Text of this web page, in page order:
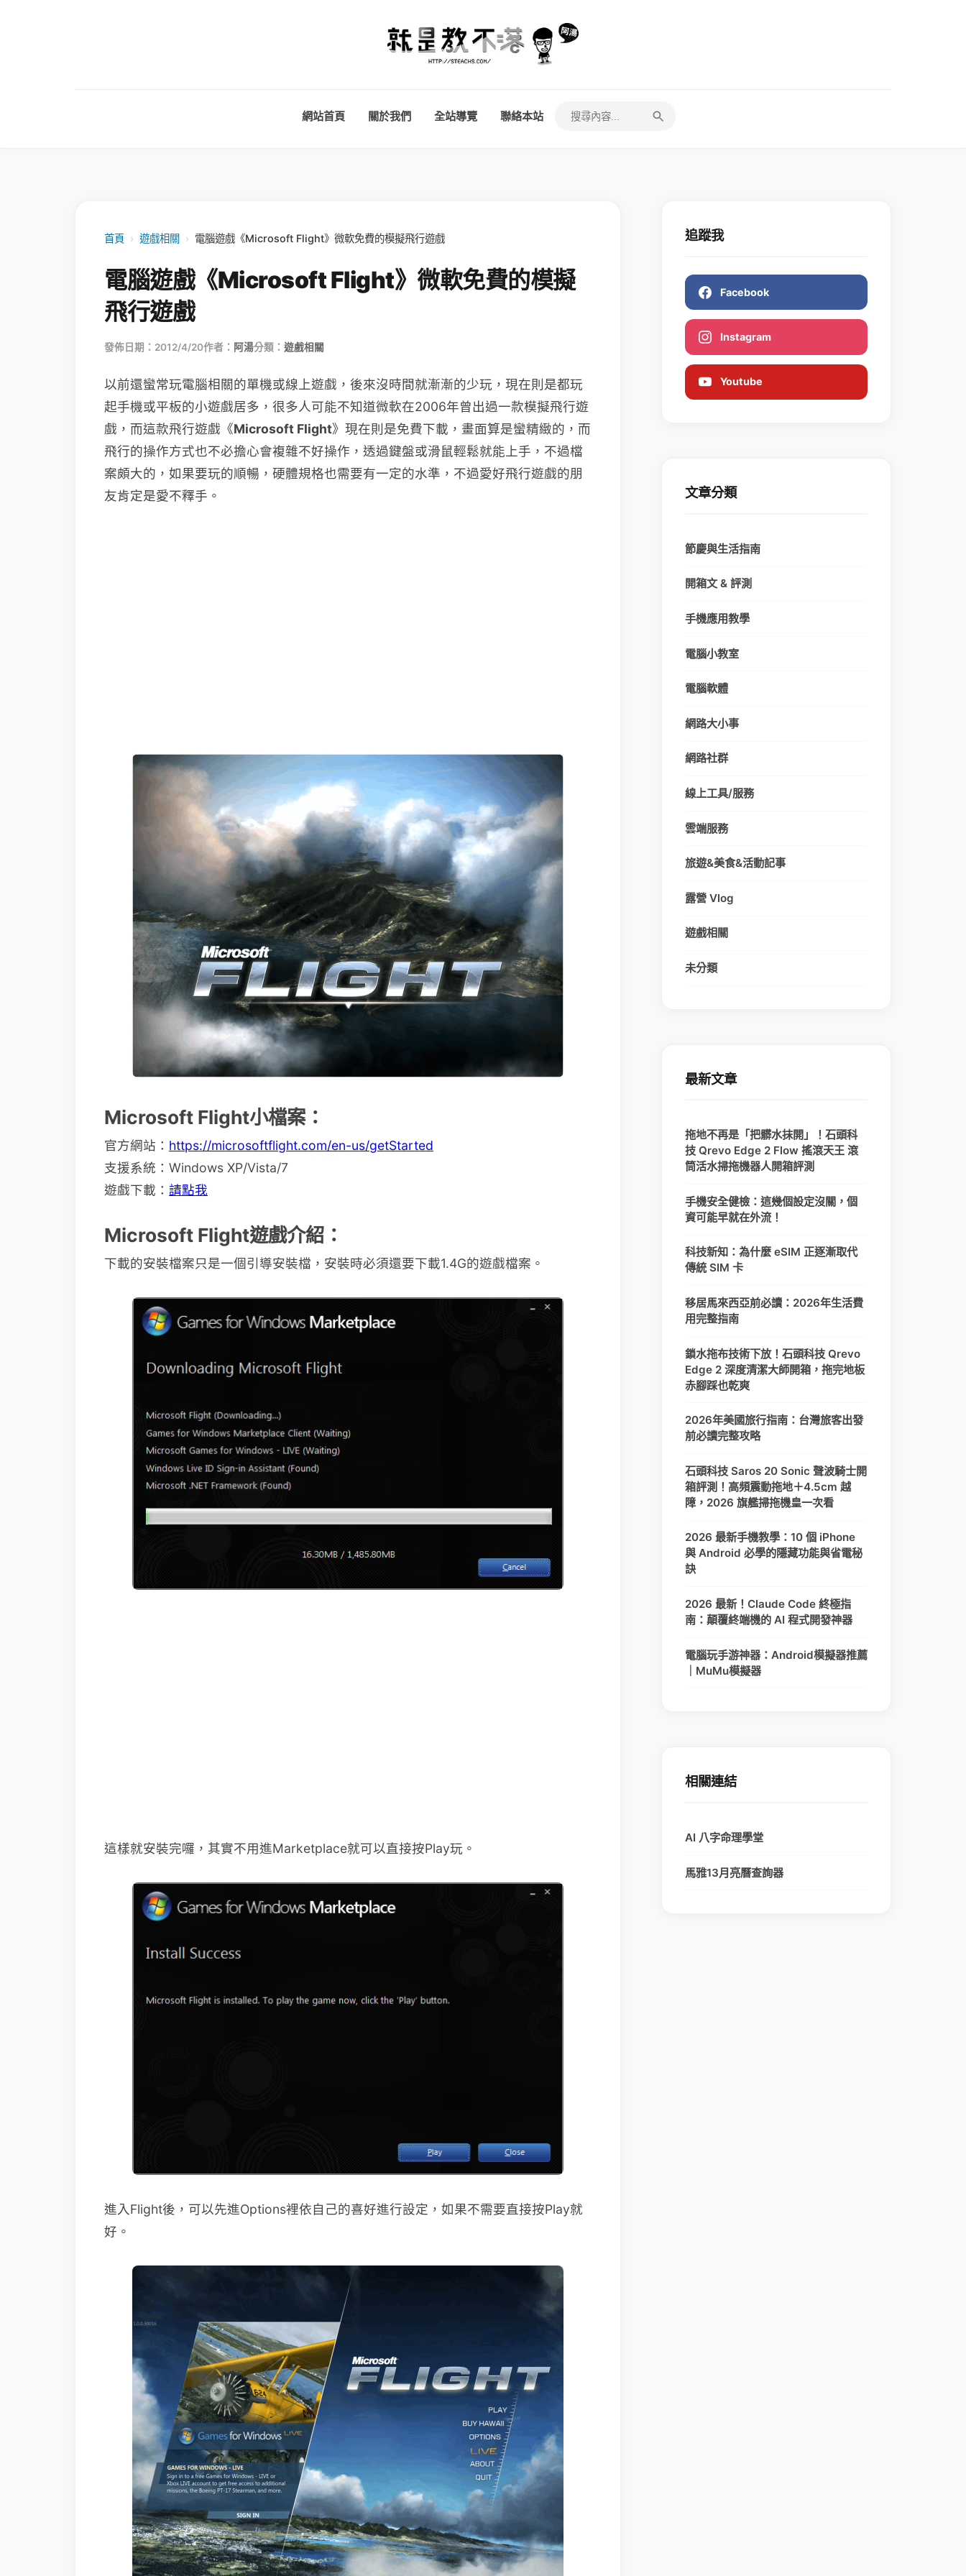
網站首頁 關於我們 全站導覽 聯絡本站
首頁 › 遊戲相關 › 電腦遊戲《Microsoft Flight》微軟免費的模擬飛行遊戲
電腦遊戲《Microsoft Flight》微軟免費的模擬
飛行遊戲
發佈日期：2012/4/20作者： 阿湯分類： 遊戲相關
以前還蠻常玩電腦相關的單機或線上遊戲，後來沒時間就漸漸的少玩，現在則是都玩
起手機或平板的小遊戲居多，很多人可能不知道微軟在2006年曾出過一款模擬飛行遊
戲，而這款飛行遊戲《Microsoft Flight》現在則是免費下載，畫面算是蠻精緻的，而
飛行的操作方式也不必擔心會複雜不好操作，透過鍵盤或滑鼠輕鬆就能上手，不過檔
案頗大的，如果要玩的順暢，硬體規格也需要有一定的水準，不過愛好飛行遊戲的朋
友肯定是愛不釋手。
Microsoft Flight小檔案：
官方網站： https://microsoftflight.com/en-us/getStarted
支援系統：Windows XP/Vista/7
遊戲下載： 請點我
Microsoft Flight遊戲介紹：
下載的安裝檔案只是一個引導安裝檔，安裝時必須還要下載1.4G的遊戲檔案。
這樣就安裝完囉，其實不用進Marketplace就可以直接按Play玩。
進入Flight後，可以先進Options裡依自己的喜好進行設定，如果不需要直接按Play就
好。
追蹤我
Facebook
Instagram
Youtube
文章分類
節慶與生活指南
開箱文 & 評測
手機應用教學
電腦小教室
電腦軟體
網路大小事
網路社群
線上工具/服務
雲端服務
旅遊&美食&活動記事
露營 Vlog
遊戲相關
未分類
最新文章
拖地不再是「把髒水抹開」！石頭科
技 Qrevo Edge 2 Flow 搖滾天王 滾
筒活水掃拖機器人開箱評測
手機安全健檢：這幾個設定沒關，個
資可能早就在外流！
科技新知：為什麼 eSIM 正逐漸取代
傳統 SIM 卡
移居馬來西亞前必讀：2026年生活費
用完整指南
鎖水拖布技術下放！石頭科技 Qrevo
Edge 2 深度清潔大師開箱，拖完地板
赤腳踩也乾爽
2026年美國旅行指南：台灣旅客出發
前必讀完整攻略
石頭科技 Saros 20 Sonic 聲波騎士開
箱評測！高頻震動拖地＋4.5cm 越
障，2026 旗艦掃拖機皇一次看
2026 最新手機教學：10 個 iPhone
與 Android 必學的隱藏功能與省電秘
訣
2026 最新！Claude Code 終極指
南：顛覆終端機的 AI 程式開發神器
電腦玩手游神器：Android模擬器推薦
｜MuMu模擬器
相關連結
AI 八字命理學堂
馬雅13月亮曆查詢器